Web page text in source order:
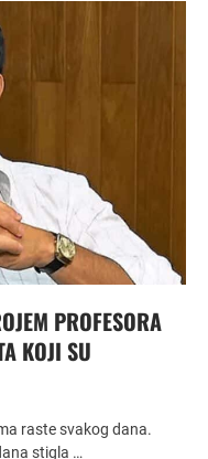
PROFESORA
KOJI SU
raste svakog dana.
stigla …